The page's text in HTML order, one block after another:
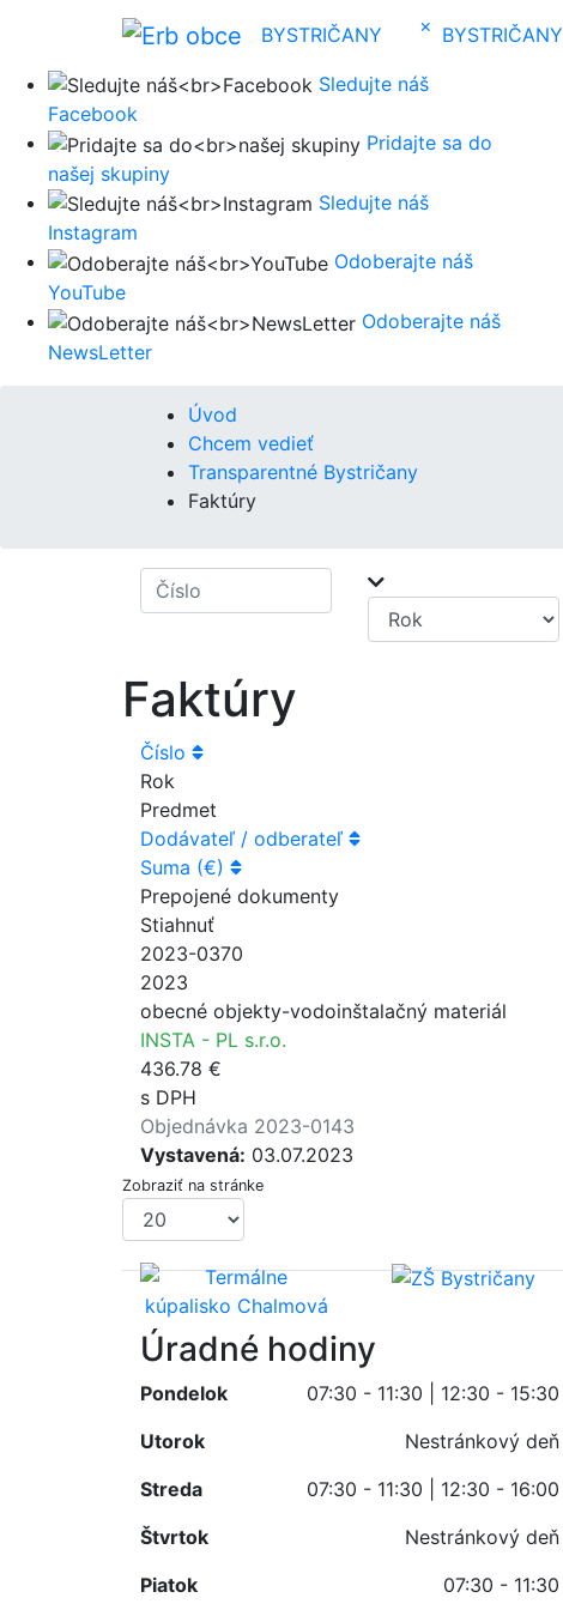
BYSTRIČANY × BYSTRIČANY
Sledujte náš
Facebook
Pridajte sa do
našej skupiny
Sledujte náš
Instagram
Odoberajte náš
YouTube
Odoberajte náš
NewsLetter
Úvod
Chcem vedieť
Transparentné Bystričany
Faktúry
Faktúry
Číslo
Rok
Predmet
Dodávateľ / odberateľ
Suma (€)
Prepojené dokumenty
Stiahnuť
2023-0370
2023
obecné objekty-vodoinštalačný materiál
INSTA - PL s.r.o.
436.78 €
s DPH
Objednávka 2023-0143
Vystavená: 03.07.2023
Zobraziť na stránke
Úradné hodiny
Pondelok
07:30 - 11:30 | 12:30 - 15:30
Utorok
Nestránkový deň
Streda
07:30 - 11:30 | 12:30 - 16:00
Štvrtok
Nestránkový deň
Piatok
07:30 - 11:30